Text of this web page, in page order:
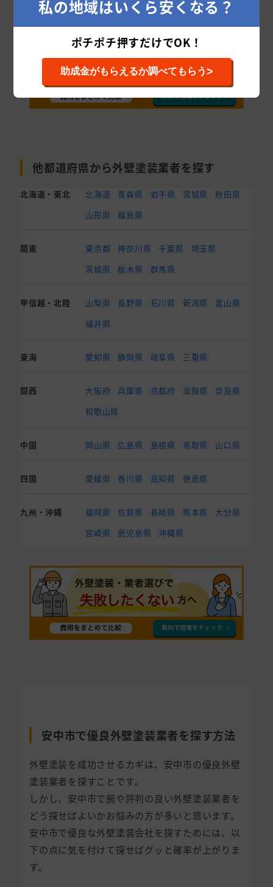
他都道府県から外壁塗装業者を探す
北海道・東北 北海道 青森県 岩手県 宮城県
秋田県
山形県
福島県
関東 東京都 神奈川県 千葉県
埼玉県
茨城県
栃木県 群馬県
甲信越・北陸 山梨県 長野県 石川県 新潟県
富山県
福井県
東海 愛知県 静岡県 岐阜県 三重県
関西 大阪府 兵庫県 京都府 滋賀県
奈良県
和歌山県
中国 岡山県 広島県 島根県 鳥取県 山口県
四国 愛媛県 香川県 高知県 徳島県
九州・沖縄 福岡県 佐賀県 長崎県 熊本県
大分県
宮崎県
鹿児島県 沖縄県
安中市で優良外壁塗装業者を探す方法
外壁塗装を成功させるカギは、安中市の優良外壁
塗装業者を探すことです。
しかし、安中市で腕や評判の良い外壁塗装業者を
どう探せばよいかお悩みの方が多いと思います。
安中市で優良な外壁塗装会社を探すためには、以
下の点に気を付けて探せばグッと確率が上がりま
す。
私の地域はいくら安くなる？
ポチポチ押すだけでOK！
助成金がもらえるか調べてもらう>